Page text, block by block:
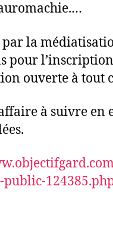
la
pour
ouverte à tout
à suivre en